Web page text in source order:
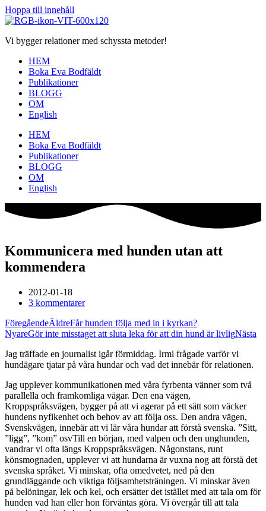
Hoppa till innehåll
Vi bygger relationer med schyssta metoder!
HEM
Boka Eva Bodfäldt
Publikationer
BLOGG
OM
English
HEM
Boka Eva Bodfäldt
Publikationer
BLOGG
OM
English
Kommunicera med hunden utan att
kommendera
2012-01-18
3 kommentarer
FöregåendeÄldreFår hunden följa med in i kyrkan?
NyareGör inte misstaget att sluta leka för att din hund är livligNästa
Jag träffade en journalist igår förmiddag. Irmi frågade varför vi
hundägare tjatar på våra hundar och vad det innebär för relationen.
Jag upplever kommunikationen med våra fyrbenta vänner som två
parallella och framkomliga vägar. Den ena vägen,
Kroppspråksvägen, bygger på att vi agerar på ett sätt som väcker
hundens nyfikenhet och behov av att följa oss. Den andra vägen,
Svenskvägen, innebär att vi lär våra hundar att förstå svenska. ”Sitt,
”ligg”, ”kom” osvTill en början, med valpen och den unghunden,
vandrar vi ofta längs Kroppspråksvägen. Någonstans, runt
könsmognaden, upplever vi att hundarna är vuxna nog att förstå det
svenska språket. Vi minskar, ofta omedvetet, ned på den
grundläggande och viktiga följsamhetsträningen. Vi minskar även
på belöningar, lek och kel, och ersätter det istället med att tala om för
hunden vad han eller hon förväntas göra. Vi övergår till att tala